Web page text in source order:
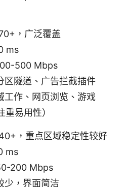
，广泛覆盖
ms
500 Mbps
区隧道、广告拦截插件
工作、网页浏览、游戏
易用性）
，重点区域稳定性较好
ms
200 Mbps
少，界面简洁